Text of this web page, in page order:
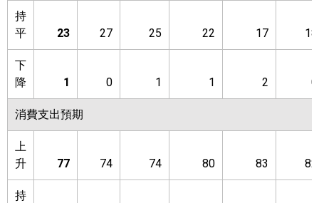
持
平
23 27 25 22 17 18
下
降
1 0 1 1 2 0
消費支出預期
上
升
77 74 74 80 83 82
持